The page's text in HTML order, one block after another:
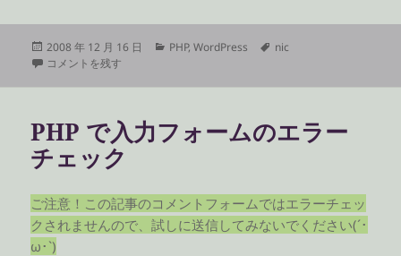
投
稿
2008 年 12 月 16 日
カ
PHP,WordPress
タ
nic
Custom Quicktags の文字化けを解消する に
コメントを残す
PHP で入力フォームのエラー
チェック
ご注意！この記事のコメントフォームではエラーチェッ
クされませんので、試しに送信してみないでください(´･
ω･`)